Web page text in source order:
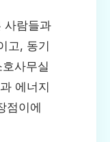
사람들과
고, 동기
사무실
에너지
점이에